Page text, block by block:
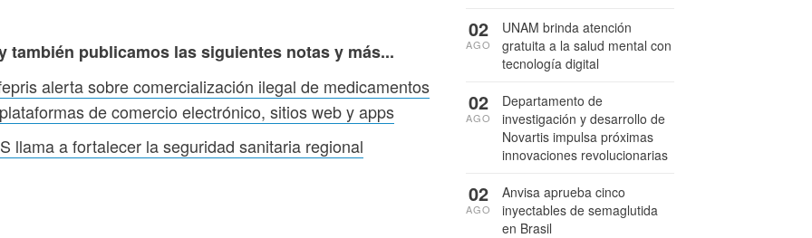
también publicamos las siguientes notas y más...
alerta sobre comercialización ilegal de medicamentos
de comercio electrónico, sitios web y apps
llama a fortalecer la seguridad sanitaria regional
UNAM brinda atención
gratuita a la salud mental con
tecnología digital
02
AGO
Departamento de
investigación y desarrollo de
Novartis impulsa próximas
innovaciones revolucionarias
02
AGO
Anvisa aprueba cinco
inyectables de semaglutida
en Brasil
02
AGO